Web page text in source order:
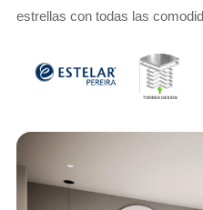
estrellas con todas las